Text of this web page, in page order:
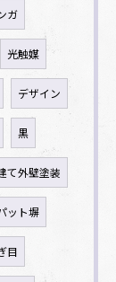
ガ
光触媒
デザイン
黒
て外壁塗装
ット塀
目